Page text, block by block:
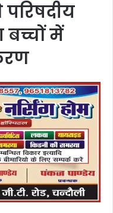
बच्चों में